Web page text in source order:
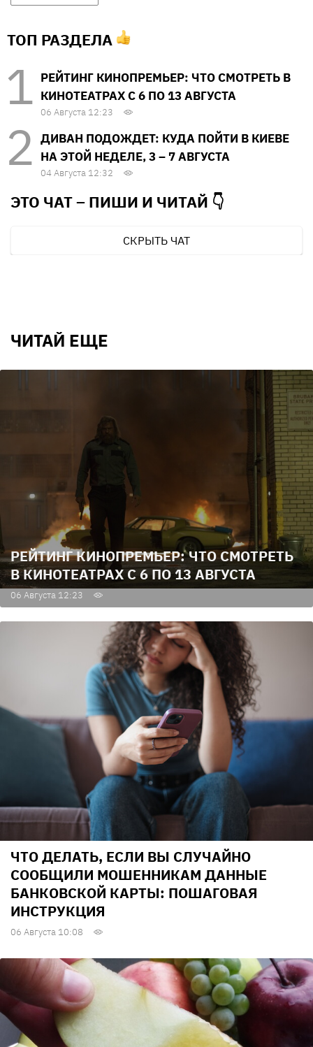
ТОП РАЗДЕЛА
РЕЙТИНГ КИНОПРЕМЬЕР: ЧТО СМОТРЕТЬ В
КИНОТЕАТРАХ С 6 ПО 13 АВГУСТА
06 Августа 12:23
ДИВАН ПОДОЖДЕТ: КУДА ПОЙТИ В КИЕВЕ
НА ЭТОЙ НЕДЕЛЕ, 3 – 7 АВГУСТА
04 Августа 12:32
ЭТО ЧАТ – ПИШИ И ЧИТАЙ 👇
СКРЫТЬ ЧАТ
ЧИТАЙ ЕЩЕ
РЕЙТИНГ КИНОПРЕМЬЕР: ЧТО СМОТРЕТЬ
В КИНОТЕАТРАХ С 6 ПО 13 АВГУСТА
06 Августа 12:23
ЧТО ДЕЛАТЬ, ЕСЛИ ВЫ СЛУЧАЙНО
СООБЩИЛИ МОШЕННИКАМ ДАННЫЕ
БАНКОВСКОЙ КАРТЫ: ПОШАГОВАЯ
ИНСТРУКЦИЯ
06 Августа 10:08